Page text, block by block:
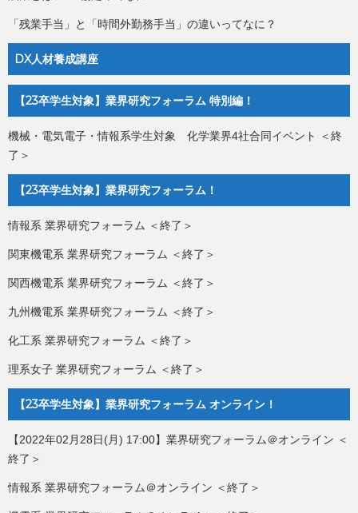
「残業手当」と「時間外勤務手当」の違いってなに？
DX人材養成講座
【23卒学生対象】業界研究フォーラム 特別編！
機械・電気電子・情報系学生対象 化学業界4社合同イベント ＜終
了＞
【23卒学生対象】業界研究フォーラム！
情報系 業界研究フォーラム ＜終了＞
関東機電系 業界研究フォーラム ＜終了＞
関西機電系 業界研究フォーラム ＜終了＞
九州機電系 業界研究フォーラム ＜終了＞
化工系 業界研究フォーラム ＜終了＞
理系女子 業界研究フォーラム ＜終了＞
【23卒学生対象】業界研究フォーラム オンライン！
【2022年02月28日(月) 17:00】業界研究フォーラム＠オンライン ＜
終了＞
情報系 業界研究フォーラム＠オンライン ＜終了＞